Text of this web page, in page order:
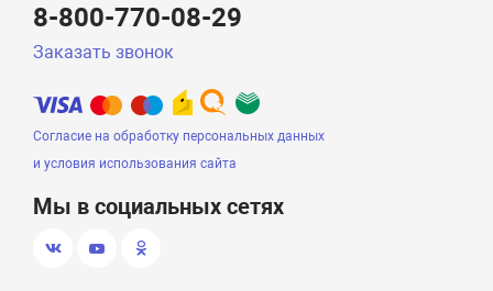
8-800-770-08-29
Заказать звонок
Согласие на обработку персональных данных
и условия использования сайта
Мы в социальных сетях